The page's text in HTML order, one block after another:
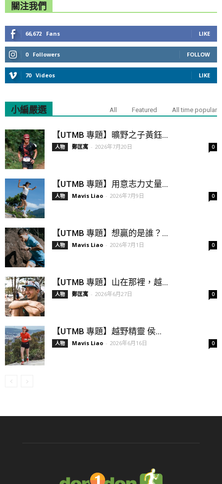
關注我們
66,672 Fans LIKE
0 Followers FOLLOW
70 Videos LIKE
小編嚴選 All Featured All time popular
【UTMB 專題】曠野之子黃鈺...
人物 鄭匡寓 - 2026年7月20日 0
【UTMB 專題】用意志力丈量...
人物 Mavis Liao - 2026年7月9日 0
【UTMB 專題】想贏的是誰？...
人物 Mavis Liao - 2026年7月1日 0
【UTMB 專題】山在那裡，越...
人物 鄭匡寓 - 2026年6月27日 0
【UTMB 專題】越野精靈 侯...
人物 Mavis Liao - 2026年6月16日 0